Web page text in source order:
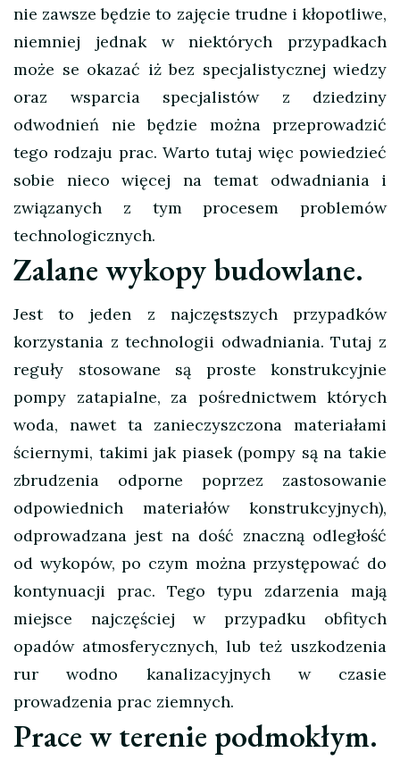
nie zawsze będzie to zajęcie trudne i kłopotliwe,
niemniej jednak w niektórych przypadkach
może se okazać iż bez specjalistycznej wiedzy
oraz wsparcia specjalistów z dziedziny
odwodnień nie będzie można przeprowadzić
tego rodzaju prac. Warto tutaj więc powiedzieć
sobie nieco więcej na temat odwadniania i
związanych z tym procesem problemów
technologicznych.
Zalane wykopy budowlane.
Jest to jeden z najczęstszych przypadków
korzystania z technologii odwadniania. Tutaj z
reguły stosowane są proste konstrukcyjnie
pompy zatapialne, za pośrednictwem których
woda, nawet ta zanieczyszczona materiałami
ściernymi, takimi jak piasek (pompy są na takie
zbrudzenia odporne poprzez zastosowanie
odpowiednich materiałów konstrukcyjnych),
odprowadzana jest na dość znaczną odległość
od wykopów, po czym można przystępować do
kontynuacji prac. Tego typu zdarzenia mają
miejsce najczęściej w przypadku obfitych
opadów atmosferycznych, lub też uszkodzenia
rur wodno kanalizacyjnych w czasie
prowadzenia prac ziemnych.
Prace w terenie podmokłym.